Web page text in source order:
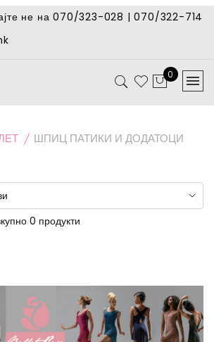
не на 070/323-028 | 070/322-714
0
ШПИЦ ПАТИКИ И ДОДАТОЦИ
0 продукти